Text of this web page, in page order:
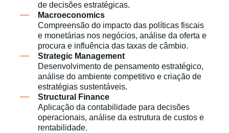
de decisões estratégicas.​
Macroeconomics
Compreensão do impacto das políticas fiscais
e monetárias nos negócios, análise da oferta e
procura e influência das taxas de câmbio.​
Strategic Management
Desenvolvimento de pensamento estratégico,
análise do ambiente competitivo e criação de
estratégias sustentáveis.​
Structural Finance
Aplicação da contabilidade para decisões
operacionais, análise da estrutura de custos e
rentabilidade.​